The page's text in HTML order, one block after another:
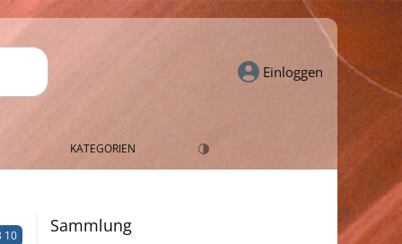
Einloggen
KATEGORIEN
10
Sammlung